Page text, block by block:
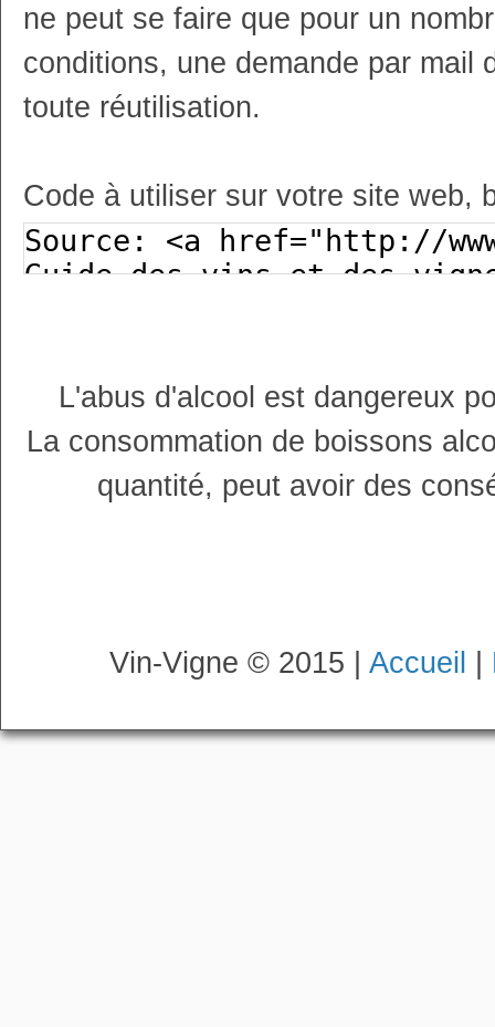
ne peut se faire que pour un
conditions, une demande par mail
toute réutilisation.
Code à utiliser sur votre site web,
L'abus d'alcool est dangereux
La consommation de boissons
quantité, peut avoir des
Vin-Vigne © 2015 | Accueil